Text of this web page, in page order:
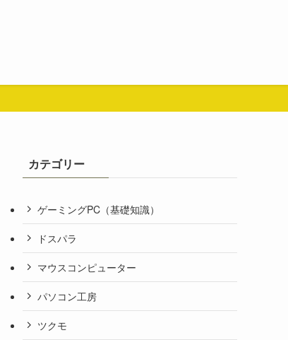
カテゴリー
ゲーミングPC（基礎知識）
ドスパラ
マウスコンピューター
パソコン工房
ツクモ